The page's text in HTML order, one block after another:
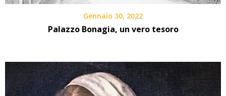
Gennaio 30, 2022
Palazzo Bonagia, un vero tesoro